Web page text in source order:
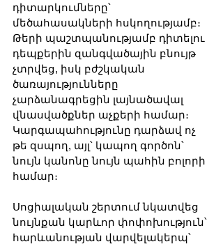
դիտարկումները՝
մեծահասակների հսկողությամբ։
Թերի պաշտպանությամբ դիտելու
դեպքերին զանգվածային բնույթ
չտրվեց, իսկ բժշկական
ծառայությունները
չարձանագրեցին լայնածավալ
վնասվածքներ աչքերի համար։
Կարգապահությունը դարձավ ոչ
թե զսպող, այլ՝ կապող գործոն՝
նույն կանոնը նույն պահին բոլորի
համար։
Սոցիալական շերտում նկատվեց
նույնքան կարևոր փոփոխություն՝
հարևանության վարվելակերպ՝